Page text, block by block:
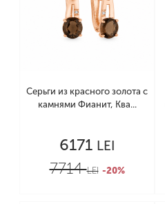
Серьги из красного золота с
камнями Фианит, Ква...
6171 LEI
7714LEI -20%